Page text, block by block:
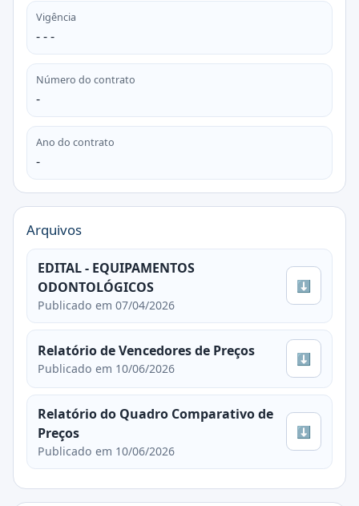
Vigência
- - -
Número do contrato
-
Ano do contrato
-
Arquivos
EDITAL - EQUIPAMENTOS
ODONTOLÓGICOS
Publicado em 07/04/2026
⬇
Relatório de Vencedores de Preços
Publicado em 10/06/2026
⬇
Relatório do Quadro Comparativo de
Preços
Publicado em 10/06/2026
⬇